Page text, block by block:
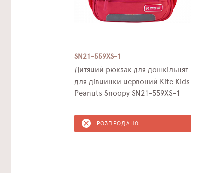
SN21-559XS-1
Дитячий рюкзак для дошкільнят
для дівчинки червоний Kite Kids
Peanuts Snoopy SN21-559XS-1
РОЗПРОДАНО